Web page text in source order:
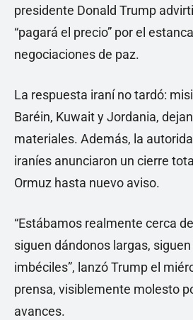
presidente Donald Trump
“pagará el precio” por el
negociaciones de paz.
La respuesta iraní no tardó:
Baréin, Kuwait y Jordania,
materiales. Además, la
iraníes anunciaron un cierre
Ormuz hasta nuevo aviso.
“Estábamos realmente cerca
siguen dándonos largas,
imbéciles”, lanzó Trump el
prensa, visiblemente molesto
avances.